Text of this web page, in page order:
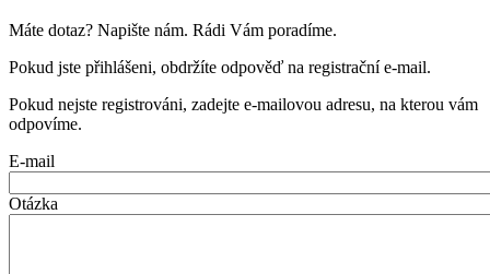
Máte dotaz? Napište nám. Rádi Vám poradíme.
Pokud jste přihlášeni, obdržíte odpověď na registrační e-mail.
Pokud nejste registrováni, zadejte e-mailovou adresu, na kterou vám
odpovíme.
E-mail
Otázka